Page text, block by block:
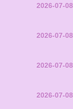
2026-07-08
2026-07-08
2026-07-08
2026-07-08